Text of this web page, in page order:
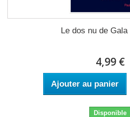
Le dos nu de Gala
4,99 €
Ajouter au panier
Disponible